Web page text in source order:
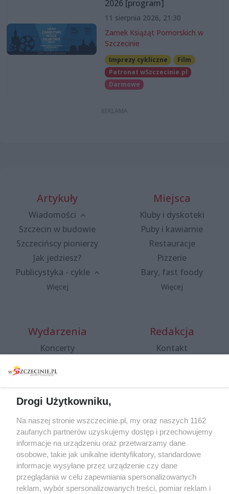
2026 [program]
11 sierpnia 2026, 21:30
Zamek Książąt Pomorskich w
Szczecinie
Imprezy cykliczne
Film
Patronat wSzczecinie.pl
Darmowe
Artykuły
Wiadomości
Szczecin w budowie
Szczecińscy pionierzy
Jak jedziesz?
Publicystyka - cykle
Więcej
Miejsca
Kluby i dyskoteki
Puby i kawiarnie
Restauracje
Pizzerie
Bary, fast foody
Więcej
Wydarzenia
Koncerty
Spacery i oprowadzania
targi
Wernisaże
Więcej
Redakcja
Kontakt
Specjalny koncert z okazji
20. urodzin portalu
wSzczecinie.pl
Regulamin konkursów
śniadaniówka "Hej
Szczecin! Jest piątek!"
Drogi Użytkowniku,
Na naszej stronie wszczecinie.pl, my oraz naszych 1162
zaufanych partnerów uzyskujemy dostęp i przechowujemy
informacje na urządzeniu oraz przetwarzamy dane
osobowe, takie jak unikalne identyfikatory, standardowe
informacje wysyłane przez urządzenie czy dane
przeglądania w celu zapewniania spersonalizowanych
reklam, wybór spersonalizowanych treści, pomiar reklam i